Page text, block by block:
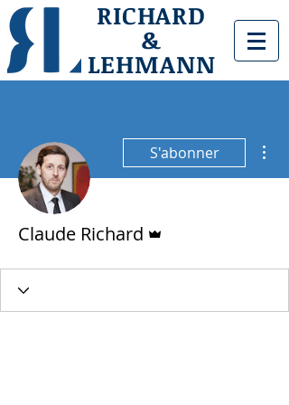
RICHARD
&
LEHMANN
S'abonner
Claude Richard